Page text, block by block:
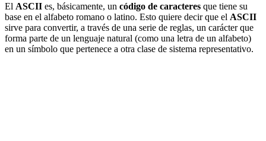
El ASCII es, básicamente, un código de caracteres que tiene su
base en el alfabeto romano o latino. Esto quiere decir que el ASCII
sirve para convertir, a través de una serie de reglas, un carácter que
forma parte de un lenguaje natural (como una letra de un alfabeto)
en un símbolo que pertenece a otra clase de sistema representativo.